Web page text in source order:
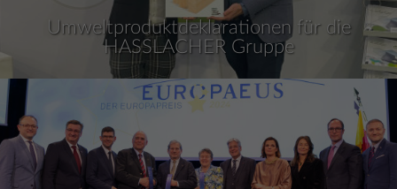
Umweltproduktdeklarationen für die
HASSLACHER Gruppe